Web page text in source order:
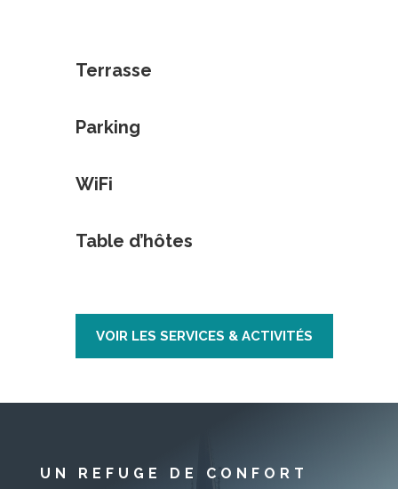
Terrasse
Parking
WiFi
Table d’hôtes
VOIR LES SERVICES & ACTIVITÉS
UN REFUGE DE CONFORT